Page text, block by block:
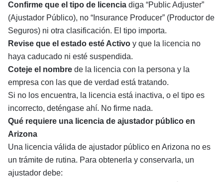
Confirme que el tipo de licencia diga “Public Adjuster”
(Ajustador Público), no “Insurance Producer” (Productor de
Seguros) ni otra clasificación. El tipo importa.
Revise que el estado esté Activo y que la licencia no
haya caducado ni esté suspendida.
Coteje el nombre de la licencia con la persona y la
empresa con las que de verdad está tratando.
Si no los encuentra, la licencia está inactiva, o el tipo es
incorrecto, deténgase ahí. No firme nada.
Qué requiere una licencia de ajustador público en
Arizona
Una licencia válida de ajustador público en Arizona no es
un trámite de rutina. Para obtenerla y conservarla, un
ajustador debe: